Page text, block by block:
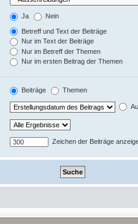
Ja Nein
Betreff und Text der Beiträge
Nur im Text der Beiträge
Nur im Betreff der Themen
Nur im ersten Beitrag der Themen
Beiträge Themen
Zeichen der Beiträge